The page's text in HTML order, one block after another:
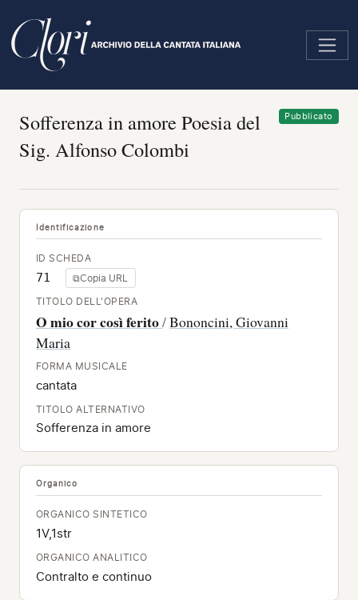
contenuto
principale
Sofferenza in amore Poesia del
Sig. Alfonso Colombi
Pubblicato
Identificazione
ID SCHEDA
71 ⧉Copia URL
TITOLO DELL'OPERA
O mio cor così ferito/Bononcini, Giovanni
Maria
FORMA MUSICALE
cantata
TITOLO ALTERNATIVO
Sofferenza in amore
Organico
ORGANICO SINTETICO
1V,1str
ORGANICO ANALITICO
Contralto e continuo